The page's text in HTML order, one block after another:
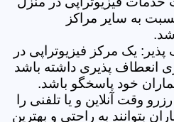
به سایر مراکز
یک مرکز فیزیوتراپی در
انعطاف پذیری داشته باشد
خود پاسخگو باشد.
وقت آنلاین و یا تلفنی را
بتوانند به راحتی و بهترین